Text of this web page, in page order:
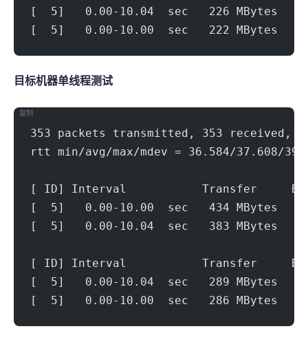
[  5]   0.00-10.04  sec   226 MBytes
[  5]   0.00-10.00  sec   222 MBytes
目标机器 IPERF3单线程测试
353 packets transmitted, 353 received,
rtt min/avg/max/mdev = 36.584/37.608/
[ ID] Interval           Transfer
[  5]   0.00-10.00  sec   434 MBytes
[  5]   0.00-10.04  sec   383 MBytes
[ ID] Interval           Transfer
[  5]   0.00-10.04  sec   289 MBytes
[  5]   0.00-10.00  sec   286 MBytes
复制